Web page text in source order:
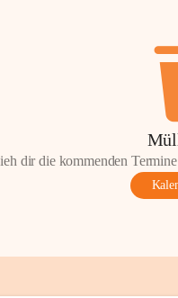
dir die kommenden